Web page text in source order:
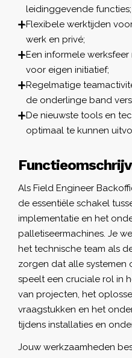
leidinggevende functies;
Flexibele werktijden
werk en privé;
Een informele
voor eigen initiatief;
Regelmatige
de onderlinge band
De nieuwste tools en
optimaal te kunnen
Als Field Engineer
de essentiële schakel
implementatie en het
palletiseermachines. Je
het technische team als
zorgen dat alle systemen
speelt een cruciale rol in
van projecten, het
vraagstukken en het
tijdens installaties en
Jouw werkzaamheden